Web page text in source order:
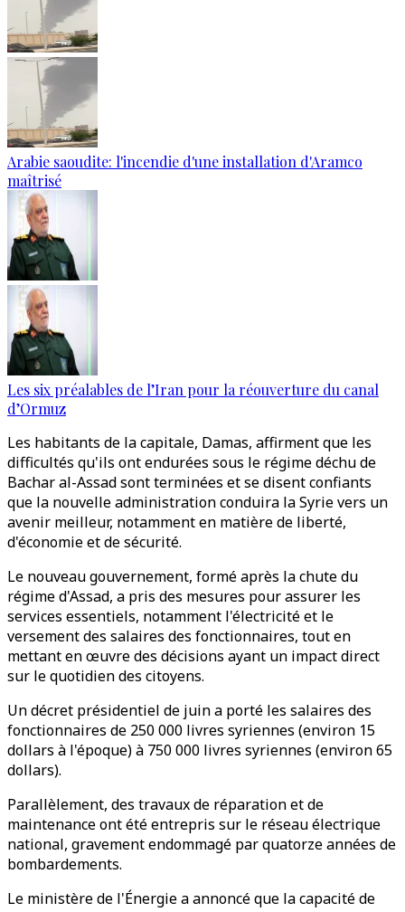
Arabie saoudite: l'incendie d'une installation d'Aramco
maîtrisé
Les six préalables de l’Iran pour la réouverture du canal
d’Ormuz
Les habitants de la capitale, Damas, affirment que les
difficultés qu'ils ont endurées sous le régime déchu de
Bachar al-Assad sont terminées et se disent confiants
que la nouvelle administration conduira la Syrie vers un
avenir meilleur, notamment en matière de liberté,
d'économie et de sécurité.
Le nouveau gouvernement, formé après la chute du
régime d'Assad, a pris des mesures pour assurer les
services essentiels, notamment l'électricité et le
versement des salaires des fonctionnaires, tout en
mettant en œuvre des décisions ayant un impact direct
sur le quotidien des citoyens.
Un décret présidentiel de juin a porté les salaires des
fonctionnaires de 250 000 livres syriennes (environ 15
dollars à l'époque) à 750 000 livres syriennes (environ 65
dollars).
Parallèlement, des travaux de réparation et de
maintenance ont été entrepris sur le réseau électrique
national, gravement endommagé par quatorze années de
bombardements.
Le ministère de l'Énergie a annoncé que la capacité de